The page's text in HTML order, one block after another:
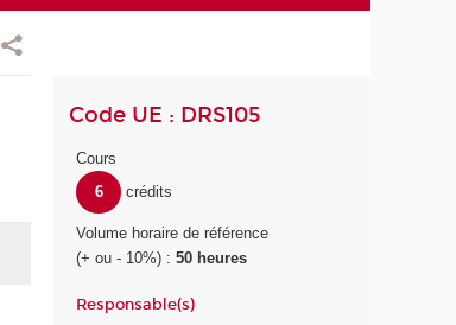
Code UE : DRS105
Cours
6
crédits
Volume horaire de référence
(+ ou - 10%) :50 heures
Responsable(s)